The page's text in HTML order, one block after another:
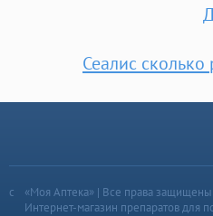
Сеалис
«Моя Аптека» | Все права защищены
Интернет-магазин препаратов для